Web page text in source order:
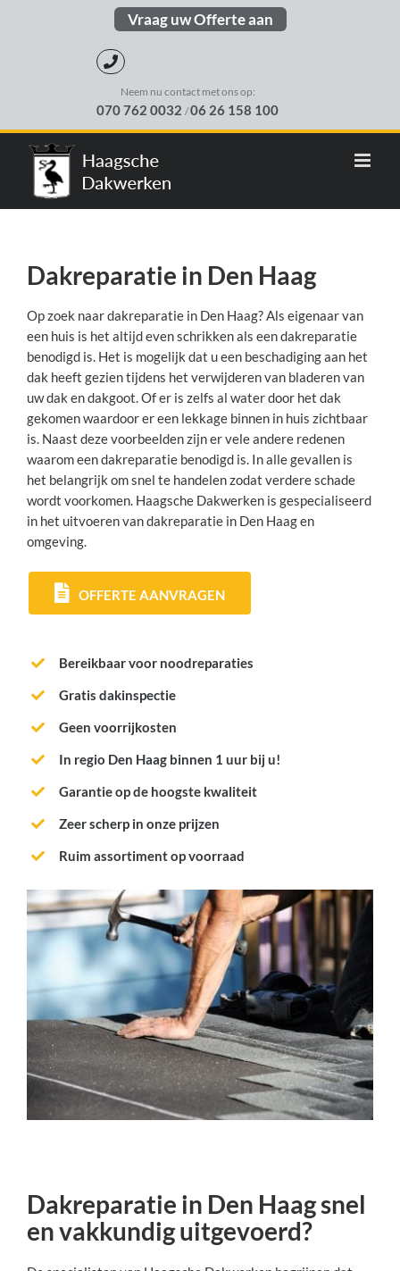
Vraag uw Offerte aan
Neem nu contact met ons op:
070 762 0032 /06 26 158 100
Dakreparatie in Den Haag
Op zoek naar dakreparatie in Den Haag? Als eigenaar van
een huis is het altijd even schrikken als een dakreparatie
benodigd is. Het is mogelijk dat u een beschadiging aan het
dak heeft gezien tijdens het verwijderen van bladeren van
uw dak en dakgoot. Of er is zelfs al water door het dak
gekomen waardoor er een lekkage binnen in huis zichtbaar
is. Naast deze voorbeelden zijn er vele andere redenen
waarom een dakreparatie benodigd is. In alle gevallen is
het belangrijk om snel te handelen zodat verdere schade
wordt voorkomen. Haagsche Dakwerken is gespecialiseerd
in het uitvoeren van dakreparatie in Den Haag en
omgeving.
OFFERTE AANVRAGEN
Bereikbaar voor noodreparaties
Gratis dakinspectie
Geen voorrijkosten
In regio Den Haag binnen 1 uur bij u!
Garantie op de hoogste kwaliteit
Zeer scherp in onze prijzen
Ruim assortiment op voorraad
Dakreparatie in Den Haag snel
en vakkundig uitgevoerd?